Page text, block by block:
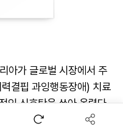
아가 글로벌 시장에서 주
결핍 과잉행동장애) 치료
인 신호탄을 쏘아 올렸다.